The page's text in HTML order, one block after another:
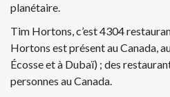
planétaire.
Tim Hortons, c’est 4304
Hortons est présent au Canada,
Écosse et à Dubaï) ; des
personnes au Canada.